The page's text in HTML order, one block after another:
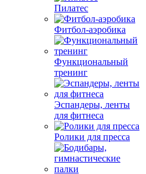
Пилатес
Фитбол-аэробика
Функциональный
тренинг
Эспандеры, ленты
для фитнеса
Ролики для пресса